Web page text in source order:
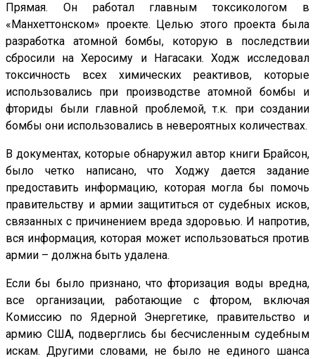
Прямая. Он работал главным токсикологом в
«Манхеттонском» проекте. Целью этого проекта была
разработка атомной бомбы, которую в последствии
сбросили на Херосиму и Нагасаки. Ходж исследовал
токсичность всех химических реактивов, которые
использовались при производстве атомной бомбы и
фториды были главной проблемой, т.к. при создании
бомбы они использовались в невероятных количествах.
В документах, которые обнаружил автор книги Брайсон,
было четко написано, что Ходжу дается задание
предоставить информацию, которая могла бы помочь
правительству и армии защититься от судебных исков,
связанных с причинением вреда здоровью. И напротив,
вся информация, которая может использоваться против
армии – должна быть удалена.
Если бы было признано, что фторизация воды вредна,
все организации, работающие с фтором, включая
Комиссию по Ядерной Энергетике, правительство и
армию США, подверглись бы бесчисленным судебным
искам. Другими словами, не было не единого шанса